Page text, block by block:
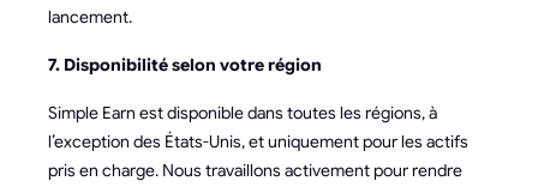
lancement.
7. Disponibilité selon votre région
Simple Earn est disponible dans toutes les régions, à
l’exception des États-Unis, et uniquement pour les actifs
pris en charge. Nous travaillons activement pour rendre